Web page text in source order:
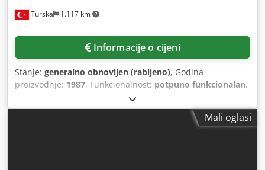
Turska 1.117 km
Informacije o cijeni
Stanje: generalno obnovljen (rabljeno), Godina
proizvodnje: 1987, Funkcionalnost: potpuno funkcionalan,
, Fischer&Krecke Bielefeld stroj za
papirnate vrećice Tri sloja Servo motor s fotoelektričnim
Mali oglasi